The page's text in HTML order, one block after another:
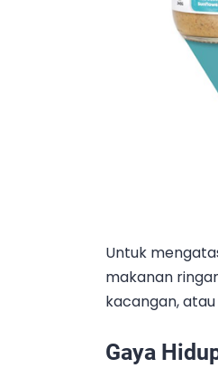
Untuk
makanan
kacangan, atau
Gaya